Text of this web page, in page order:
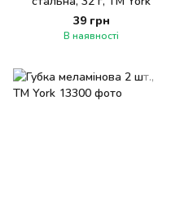
39 грн
В наявності